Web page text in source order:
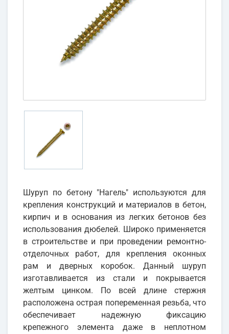
Шуруп по бетону "Нагель" используются для
крепления конструкций и материалов в бетон,
кирпич и в основания из легких бетонов без
использования дюбелей. Широко применяется
в строительстве и при проведении ремонтно-
отделочных работ, для крепления оконных
рам и дверных коробок. Данный шуруп
изготавливается из стали и покрывается
желтым цинком. По всей длине стержня
расположена острая попеременная резьба, что
обеспечивает надежную фиксацию
крепежного элемента даже в неплотном